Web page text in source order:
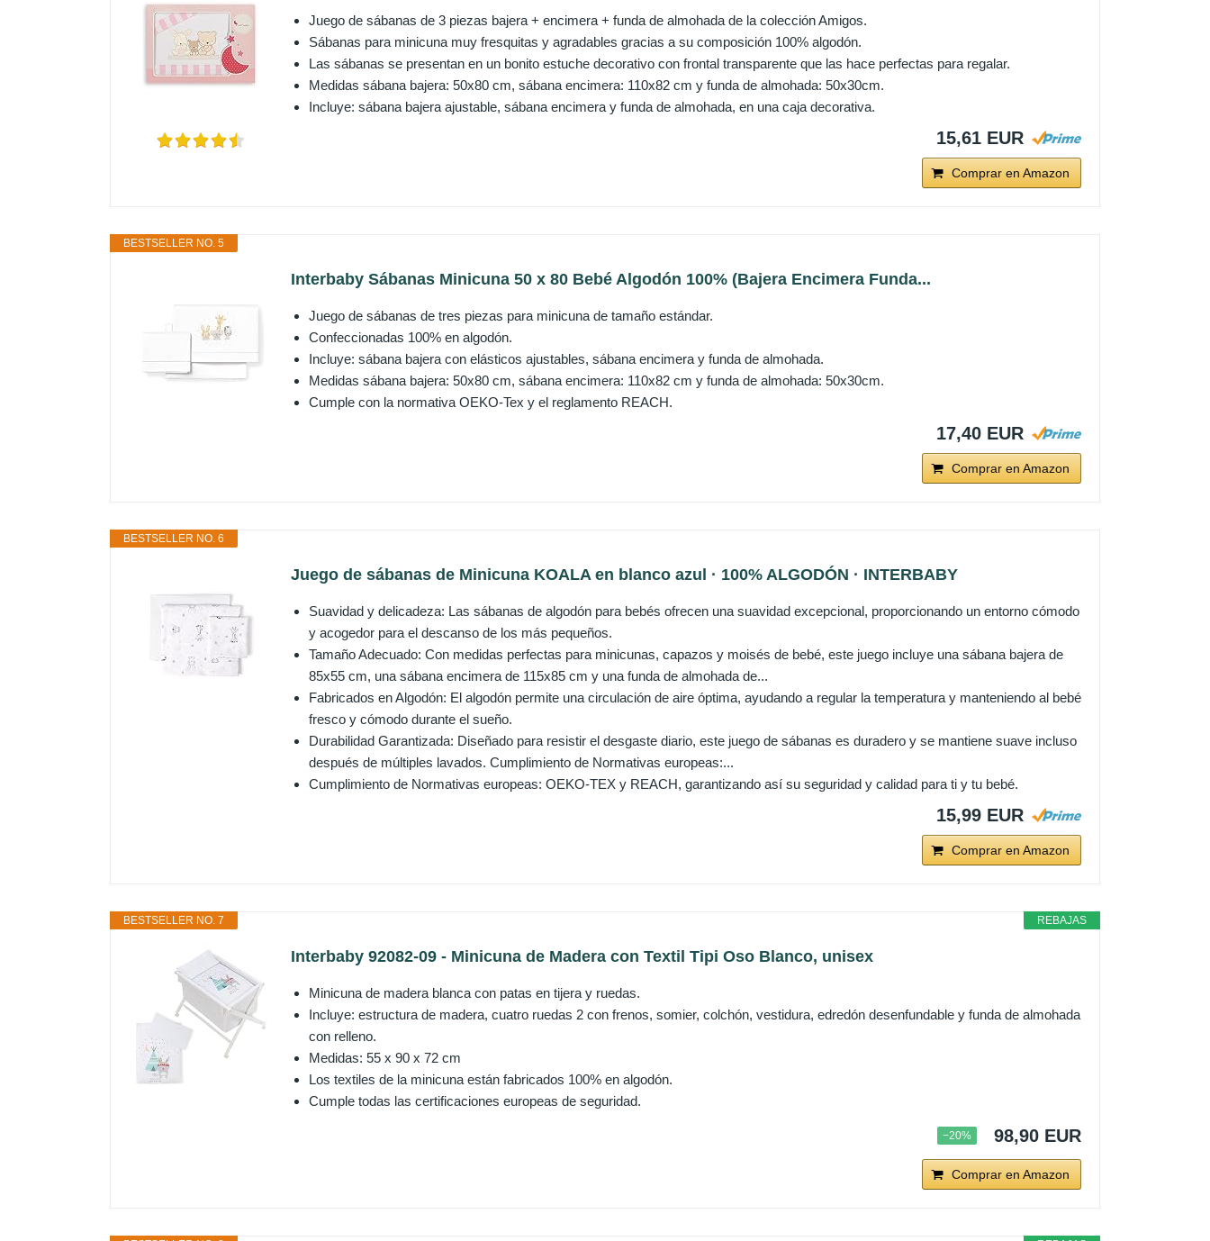
Juego de sábanas de 3 piezas bajera + encimera + funda de almohada de la colección Amigos.
Sábanas para minicuna muy fresquitas y agradables gracias a su composición 100% algodón.
Las sábanas se presentan en un bonito estuche decorativo con frontal transparente que las hace perfectas para regalar.
Medidas sábana bajera: 50x80 cm, sábana encimera: 110x82 cm y funda de almohada: 50x30cm.
Incluye: sábana bajera ajustable, sábana encimera y funda de almohada, en una caja decorativa.
15,61 EUR
Comprar en Amazon
BESTSELLER NO. 5
Interbaby Sábanas Minicuna 50 x 80 Bebé Algodón 100% (Bajera Encimera Funda...
Juego de sábanas de tres piezas para minicuna de tamaño estándar.
Confeccionadas 100% en algodón.
Incluye: sábana bajera con elásticos ajustables, sábana encimera y funda de almohada.
Medidas sábana bajera: 50x80 cm, sábana encimera: 110x82 cm y funda de almohada: 50x30cm.
Cumple con la normativa OEKO-Tex y el reglamento REACH.
17,40 EUR
Comprar en Amazon
BESTSELLER NO. 6
Juego de sábanas de Minicuna KOALA en blanco azul · 100% ALGODÓN · INTERBABY
Suavidad y delicadeza: Las sábanas de algodón para bebés ofrecen una suavidad excepcional, proporcionando un entorno cómodo
y acogedor para el descanso de los más pequeños.
Tamaño Adecuado: Con medidas perfectas para minicunas, capazos y moisés de bebé, este juego incluye una sábana bajera de
85x55 cm, una sábana encimera de 115x85 cm y una funda de almohada de...
Fabricados en Algodón: El algodón permite una circulación de aire óptima, ayudando a regular la temperatura y manteniendo al bebé
fresco y cómodo durante el sueño.
Durabilidad Garantizada: Diseñado para resistir el desgaste diario, este juego de sábanas es duradero y se mantiene suave incluso
después de múltiples lavados. Cumplimiento de Normativas europeas:...
Cumplimiento de Normativas europeas: OEKO-TEX y REACH, garantizando así su seguridad y calidad para ti y tu bebé.
15,99 EUR
Comprar en Amazon
REBAJAS
BESTSELLER NO. 7
Interbaby 92082-09 - Minicuna de Madera con Textil Tipi Oso Blanco, unisex
Minicuna de madera blanca con patas en tijera y ruedas.
Incluye: estructura de madera, cuatro ruedas 2 con frenos, somier, colchón, vestidura, edredón desenfundable y funda de almohada
con relleno.
Medidas: 55 x 90 x 72 cm
Los textiles de la minicuna están fabricados 100% en algodón.
Cumple todas las certificaciones europeas de seguridad.
−20% 98,90 EUR
Comprar en Amazon